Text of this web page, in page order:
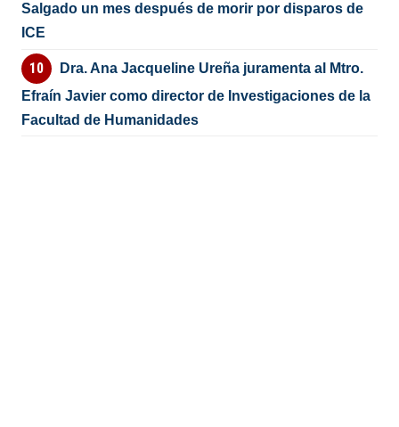
Salgado un mes después de morir por disparos de
ICE
Dra. Ana Jacqueline Ureña juramenta al Mtro.
Efraín Javier como director de Investigaciones de la
Facultad de Humanidades